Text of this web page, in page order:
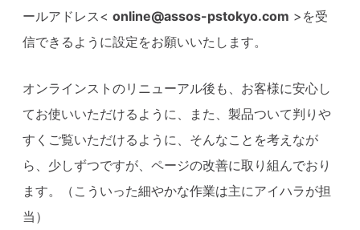
ールアドレス< online@assos-pstokyo.com >を受
信できるように設定をお願いいたします。
オンラインストのリニューアル後も、お客様に安心し
てお使いいただけるように、また、製品ついて判りや
すくご覧いただけるように、そんなことを考えなが
ら、少しずつですが、ページの改善に取り組んでおり
ます。（こういった細やかな作業は主にアイハラが担
当）